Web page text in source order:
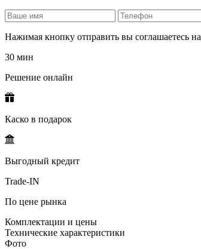
Нажимая кнопку отправить вы соглашаетесь на
30 мин
Решение онлайн
Каско в подарок
Выгодный кредит
Trade-IN
По цене рынка
Комплектации и цены
Технические характеристики
Фото